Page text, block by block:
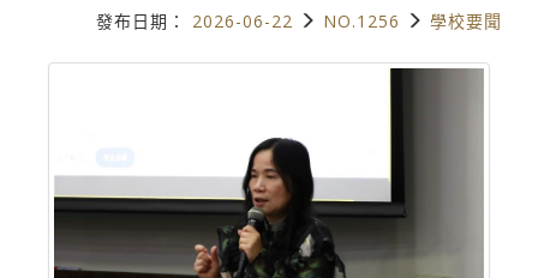
發布日期： 2026-06-22 NO.1256 學校要聞